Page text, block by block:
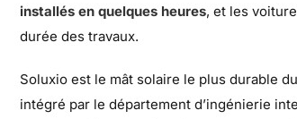
installés en quelques heures, et les
durée des travaux.
Soluxio est le mât solaire le plus durable
intégré par le département d’ingénierie